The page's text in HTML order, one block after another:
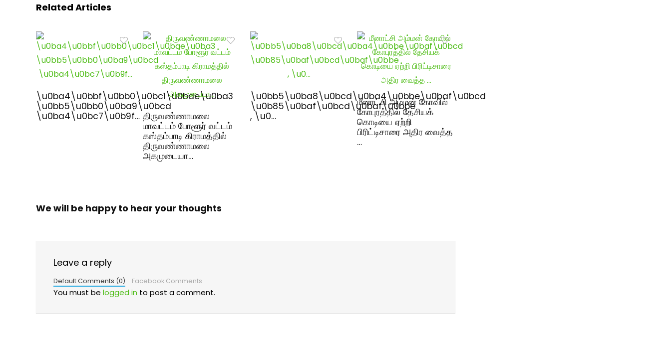
Related Articles
\u0ba4\u0bbf\u0bb0\u0bc1\u0bae\u0ba3
\u0bb5\u0bb0\u0ba9\u0bcd
\u0ba4\u0bc7\u0b9f… திருவண்ணாமலை
மாவட்டம் போளூர் வட்டம்
கஸ்தம்பாடி கிராமத்தில்
திருவண்ணாமலை
அகமுடையா…
\u0bb5\u0ba8\u0bcd\u0ba4\u0bbe\u0baf\u0bcd
\u0b85\u0baf\u0bcd\u0baf\u0bbe
, \u0…
மீனாட்சி அம்மன் கோவில்
கோபுரத்தில் தேசியக்
கொடியை ஏற்றி
பிரிட்டிசாரை அதிர வைத்த
…
We will be happy to hear your thoughts
Leave a reply
Default Comments (0) Facebook Comments
You must be logged in to post a comment.